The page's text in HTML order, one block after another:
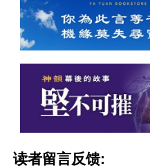
读者留言反馈: